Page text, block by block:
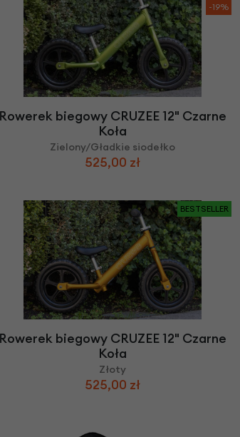
-19%
Rowerek biegowy CRUZEE 12" Czarne
Koła
Zielony/Gładkie siodełko
525,00 zł
BESTSELLER
Rowerek biegowy CRUZEE 12" Czarne
Koła
Złoty
525,00 zł